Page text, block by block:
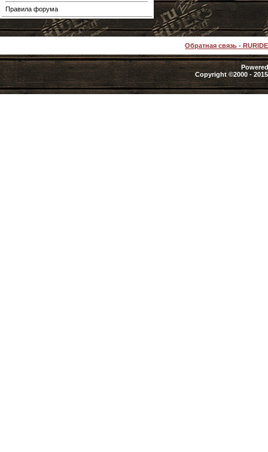
Правила форума
Обратная связь -
Copyright ©2000 -